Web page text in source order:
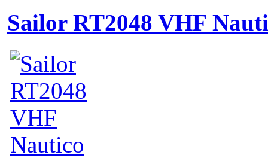
Sailor RT2048 VHF